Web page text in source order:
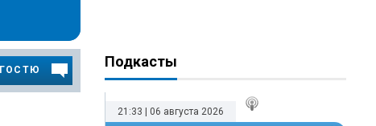
Подкасты
21:33 | 06 августа 2026